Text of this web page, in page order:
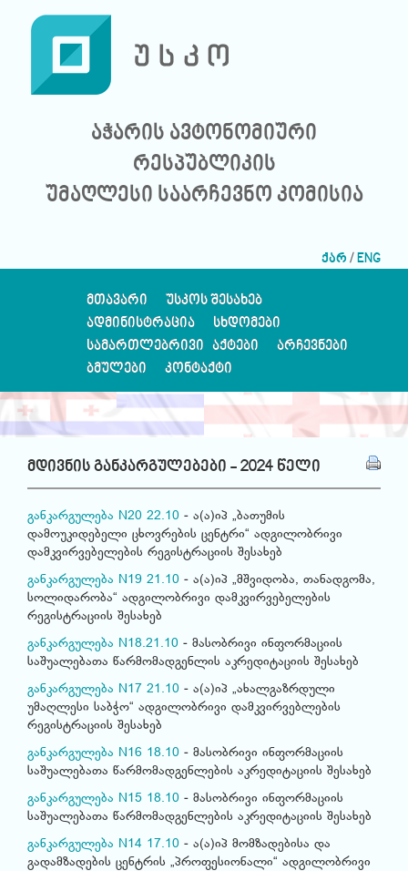
აჭარის ავტონომიური
რესპუბლიკის
უმაღლესი საარჩევნო კომისია
ქარ /ENG
ᲛᲗᲐᲕᲐᲠᲘ
ᲣᲡᲙᲝᲡ ᲨᲔᲡᲐᲮᲔᲑ
ᲐᲓᲛᲘᲜᲘᲡᲢᲠᲐᲪᲘᲐ
ᲡᲮᲓᲝᲛᲔᲑᲘ
ᲡᲐᲛᲐᲠᲗᲚᲔᲑᲠᲘᲕᲘ ᲐᲥᲢᲔᲑᲘ
ᲐᲠᲩᲔᲕᲜᲔᲑᲘ
ᲑᲛᲣᲚᲔᲑᲘ
ᲙᲝᲜᲢᲐᲥᲢᲘ
მდივნის განკარგულებები - 2024 წელი
განკარგულება N20 22.10 - ა(ა)იპ „ბათუმის
დამოუკიდებელი ცხოვრების ცენტრი“ ადგილობრივი
დამკვირვებელების რეგისტრაციის შესახებ
განკარგულება N19 21.10 - ა(ა)იპ „მშვიდობა, თანადგომა,
სოლიდარობა“ ადგილობრივი დამკვირვებელების
რეგისტრაციის შესახებ
განკარგულება N18.21.10 - მასობრივი ინფორმაციის
საშუალებათა წარმომადგენლის აკრედიტაციის შესახებ
განკარგულება N17 21.10 - ა(ა)იპ „ახალგაზრდული
უმაღლესი საბჭო“ ადგილობრივი დამკვირვებლების
რეგისტრაციის შესახებ
განკარგულება N16 18.10 - მასობრივი ინფორმაციის
საშუალებათა წარმომადგენლების აკრედიტაციის შესახებ
განკარგულება N15 18.10 - მასობრივი ინფორმაციის
საშუალებათა წარმომადგენლების აკრედიტაციის შესახებ
განკარგულება N14 17.10 - ა(ა)იპ მომზადებისა და
გადამზადების ცენტრის „პროფესიონალი“ ადგილობრივი